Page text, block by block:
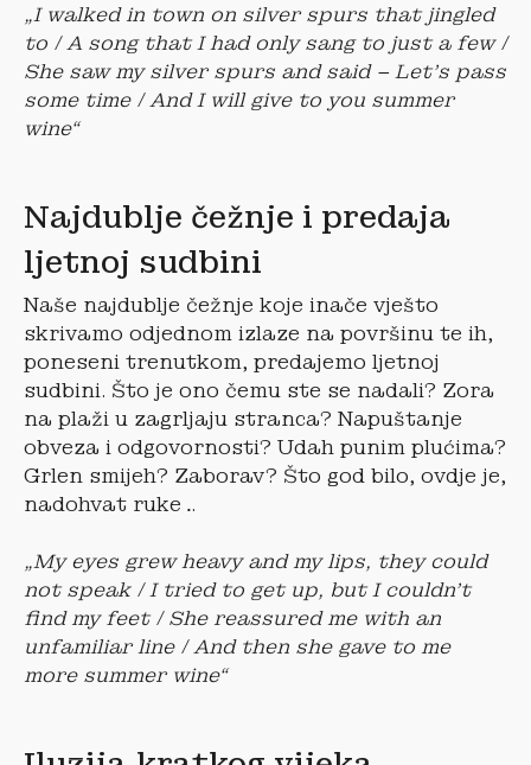
„I walked in town on silver spurs that jingled
to / A song that I had only sang to just a few /
She saw my silver spurs and said – Let’s pass
some time / And I will give to you summer
wine“
Najdublje čežnje i predaja
ljetnoj sudbini
Naše najdublje čežnje koje inače vješto
skrivamo odjednom izlaze na površinu te ih,
poneseni trenutkom, predajemo ljetnoj
sudbini. Što je ono čemu ste se nadali? Zora
na plaži u zagrljaju stranca? Napuštanje
obveza i odgovornosti? Udah punim plućima?
Grlen smijeh? Zaborav? Što god bilo, ovdje je,
nadohvat ruke…
„My eyes grew heavy and my lips, they could
not speak / I tried to get up, but I couldn’t
find my feet / She reassured me with an
unfamiliar line / And then she gave to me
more summer wine“